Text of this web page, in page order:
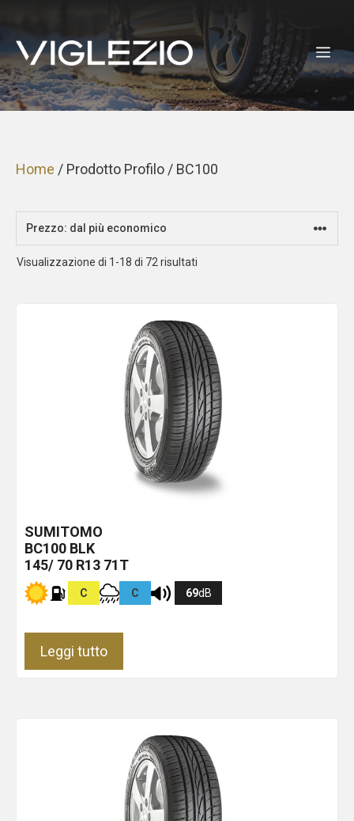
contenuto
Home / Prodotto Profilo / BC100
Visualizzazione di 1-18 di 72 risultati
SUMITOMO
BC100 BLK
145/ 70 R13 71T
C C 69dB
Leggi tutto